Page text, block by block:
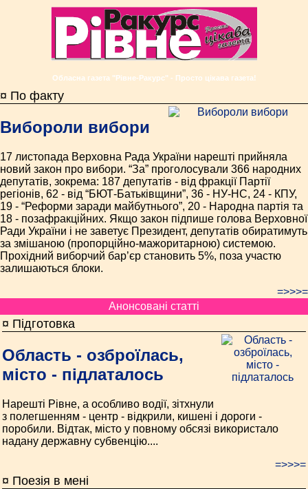
Обласна газета "Рівне-Ракурс" - Просто цікава газета!
¤ По факту
Вибороли вибори
17 листопада Верховна Рада України нарешті прийняла
новий закон про вибори. “За” проголосували 366 народних
депутатів, зокрема: 187 депутатів - від фракції Партії
регіонів, 62 - від “БЮТ-Батьківщини”, 36 - НУ-НС, 24 - КПУ,
19 - “Реформи заради майбутнього”, 20 - Народна партія та
18 - позафракційних. Якщо закон підпише голова Верховної
Ради України і не заветує Президент, депутатів обиратимуть
за змішаною (пропорційно-мажоритарною) системою.
Прохідний виборчий бар’єр становить 5%, поза участю
залишаються блоки.
=>>>=
Анонсовані статті
¤ Підготовка
Область - озброїлась,
місто - підлаталось
Нарешті Рівне, а особливо водії, зітхнули
з полегшенням - центр - відкрили, кишені і дороги -
поробили. Відтак, місто у повному обсязі використало
надану державну субвенцію....
=>>>=
¤ Поезія в мені